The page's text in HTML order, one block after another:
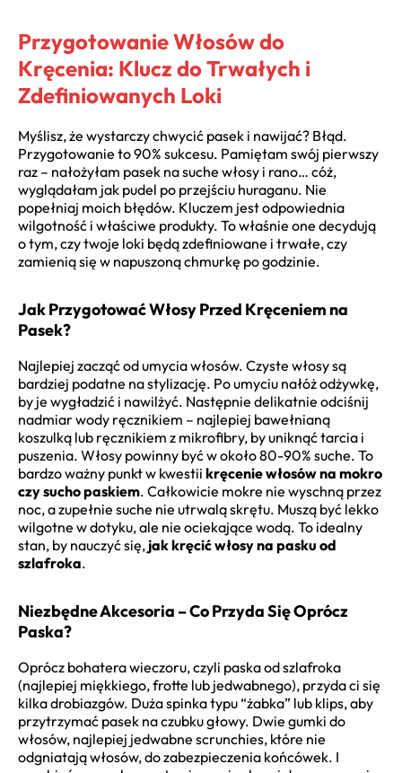
Przygotowanie Włosów do
Kręcenia: Klucz do Trwałych i
Zdefiniowanych Loki
Myślisz, że wystarczy chwycić pasek i nawijać? Błąd.
Przygotowanie to 90% sukcesu. Pamiętam swój pierwszy
raz – nałożyłam pasek na suche włosy i rano… cóż,
wyglądałam jak pudel po przejściu huraganu. Nie
popełniaj moich błędów. Kluczem jest odpowiednia
wilgotność i właściwe produkty. To właśnie one decydują
o tym, czy twoje loki będą zdefiniowane i trwałe, czy
zamienią się w napuszoną chmurkę po godzinie.
Jak Przygotować Włosy Przed Kręceniem na
Pasek?
Najlepiej zacząć od umycia włosów. Czyste włosy są
bardziej podatne na stylizację. Po umyciu nałóż odżywkę,
by je wygładzić i nawilżyć. Następnie delikatnie odciśnij
nadmiar wody ręcznikiem – najlepiej bawełnianą
koszulką lub ręcznikiem z mikrofibry, by uniknąć tarcia i
puszenia. Włosy powinny być w około 80-90% suche. To
bardzo ważny punkt w kwestii kręcenie włosów na mokro
czy sucho paskiem. Całkowicie mokre nie wyschną przez
noc, a zupełnie suche nie utrwalą skrętu. Muszą być lekko
wilgotne w dotyku, ale nie ociekające wodą. To idealny
stan, by nauczyć się, jak kręcić włosy na pasku od
szlafroka.
Niezbędne Akcesoria – Co Przyda Się Oprócz
Paska?
Oprócz bohatera wieczoru, czyli paska od szlafroka
(najlepiej miękkiego, frotte lub jedwabnego), przyda ci się
kilka drobiazgów. Duża spinka typu “żabka” lub klips, aby
przytrzymać pasek na czubku głowy. Dwie gumki do
włosów, najlepiej jedwabne scrunchies, które nie
odgniatają włosów, do zabezpieczenia końcówek. I